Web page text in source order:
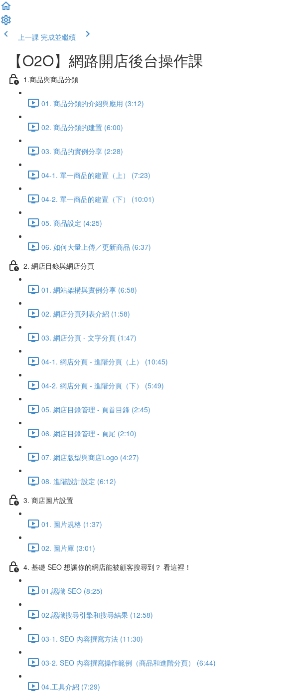
上一課 完成並繼續
【O2O】網路開店後台操作課
1.商品與商品分類
01. 商品分類的介紹與應用 (3:12)
02. 商品分類的建置 (6:00)
03. 商品的實例分享 (2:28)
04-1. 單一商品的建置（上） (7:23)
04-2. 單一商品的建置（下） (10:01)
05. 商品設定 (4:25)
06. 如何大量上傳／更新商品 (6:37)
2. 網店目錄與網店分頁
01. 網站架構與實例分享 (6:58)
02. 網店分頁列表介紹 (1:58)
03. 網店分頁 - 文字分頁 (1:47)
04-1. 網店分頁 - 進階分頁（上） (10:45)
04-2. 網店分頁 - 進階分頁（下） (5:49)
05. 網店目錄管理 - 頁首目錄 (2:45)
06. 網店目錄管理 - 頁尾 (2:10)
07. 網店版型與商店Logo (4:27)
08. 進階設計設定 (6:12)
3. 商店圖片設置
01. 圖片規格 (1:37)
02. 圖片庫 (3:01)
4. 基礎 SEO 想讓你的網店能被顧客搜尋到？ 看這裡！
01.認識 SEO (8:25)
02.認識搜尋引擎和搜尋結果 (12:58)
03-1. SEO 內容撰寫方法 (11:30)
03-2. SEO 內容撰寫操作範例（商品和進階分頁） (6:44)
04.工具介紹 (7:29)